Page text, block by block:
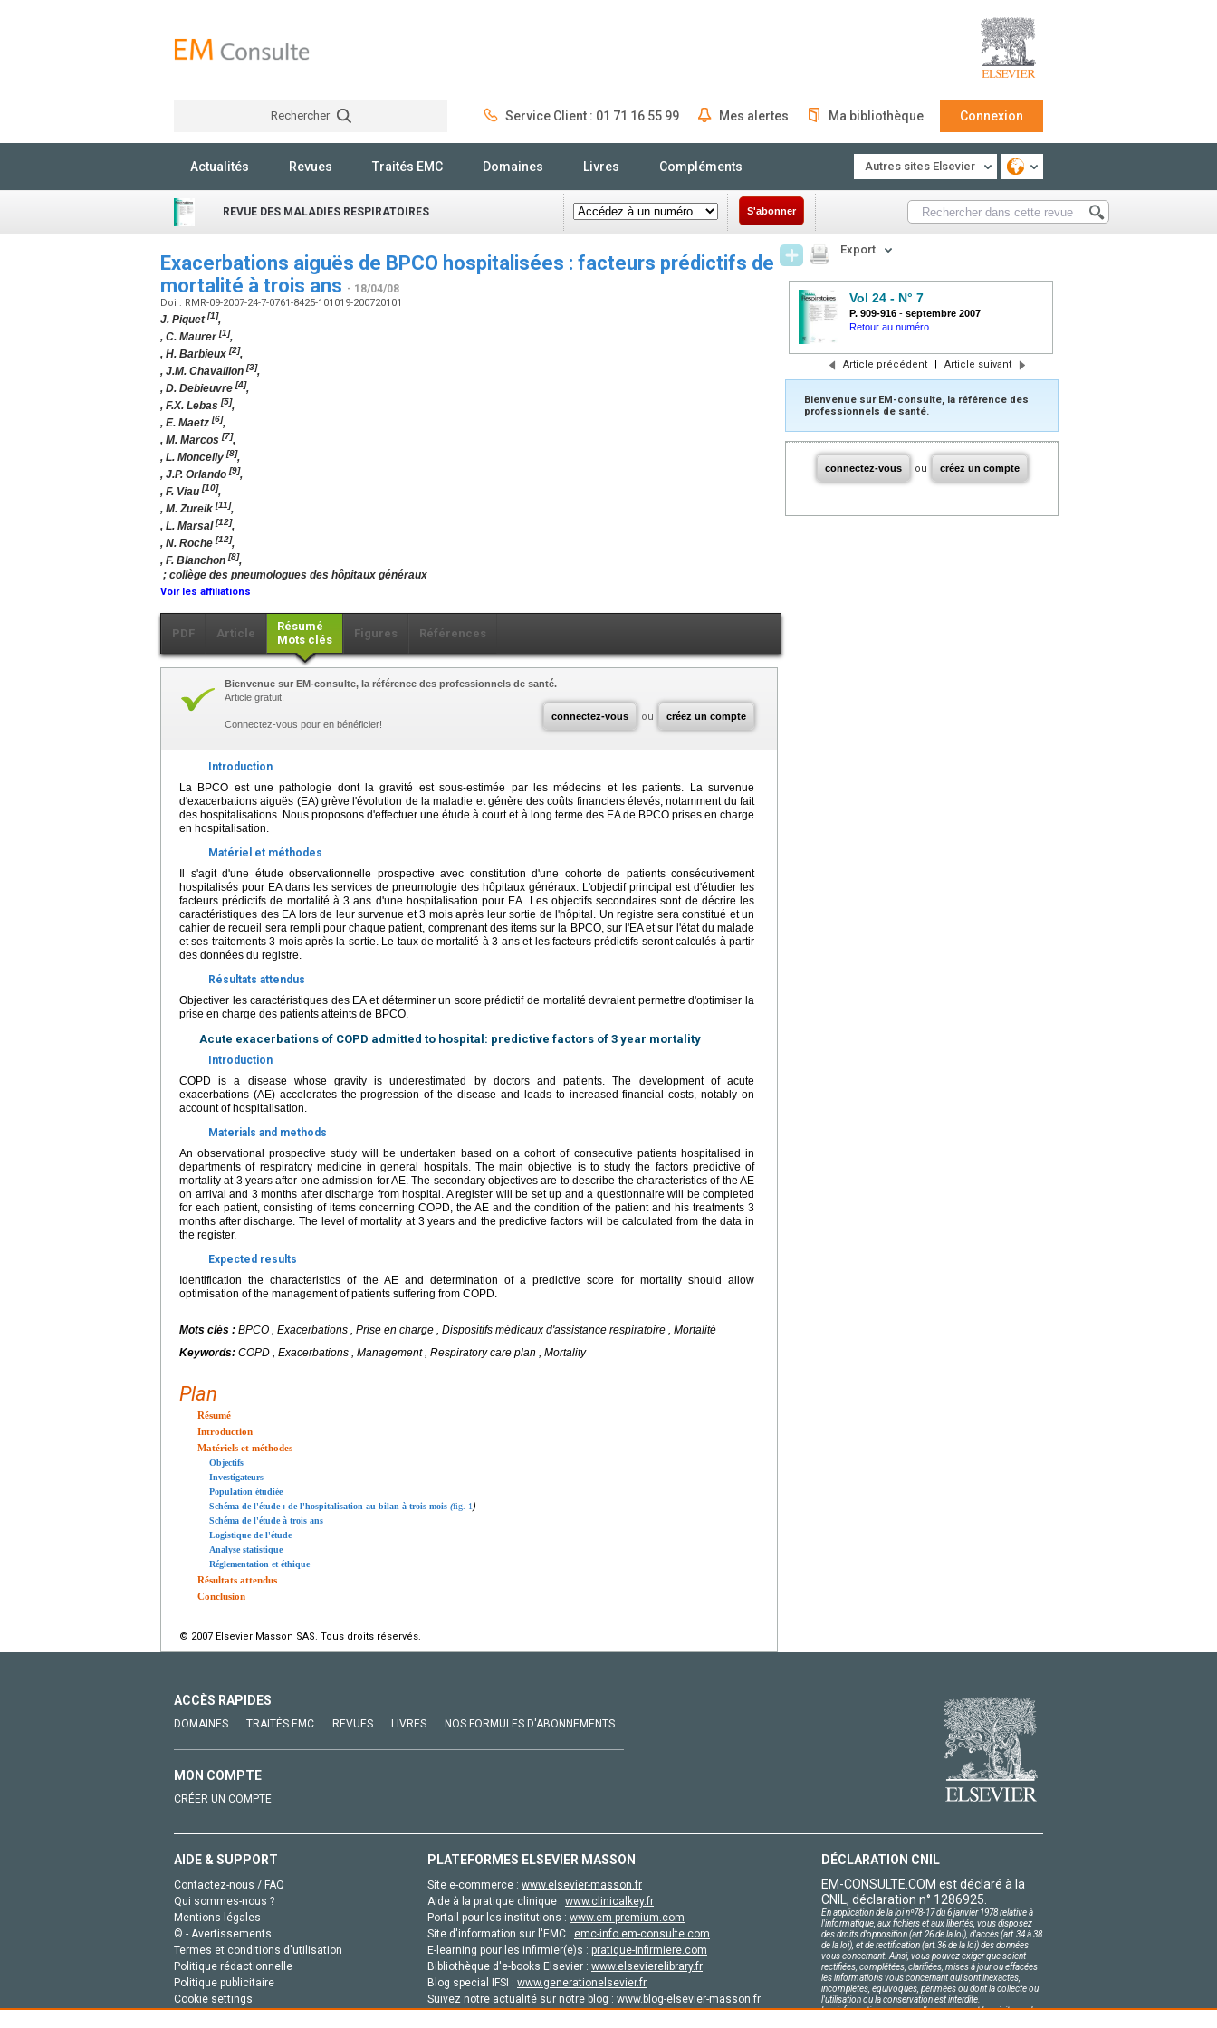
Rechercher Service Client : 01 71 16 55 99 Mes alertes Ma bibliothèque Connexion
Actualités Revues Traités EMC Domaines Livres Compléments Autres sites Elsevier
REVUE DES MALADIES RESPIRATOIRES S'abonner
Exacerbations aiguës de BPCO hospitalisées : facteurs prédictifs de
mortalité à trois ans - 18/04/08
Doi : RMR-09-2007-24-7-0761-8425-101019-200720101
J. Piquet[1],
, C. Maurer[1],
, H. Barbieux [2],
, J.M. Chavaillon [3],
, D. Debieuvre [4],
, F.X. Lebas [5],
, E. Maetz [6],
, M. Marcos [7],
, L. Moncelly [8],
, J.P. Orlando [9],
, F. Viau [10],
, M. Zureik [11],
, L. Marsal[12],
, N. Roche [12],
, F. Blanchon [8],
; collège des pneumologues des hôpitaux généraux
Voir les affiliations
PDF Article
Résumé
Mots clés
Figures Références
connectez-vous ou créez un compte
Bienvenue sur EM-consulte, la référence des professionnels de santé.
Article gratuit.
Connectez-vous pour en bénéficier!
Introduction
La BPCO est une pathologie dont la gravité est sous-estimée par les médecins et les patients. La survenue
d'exacerbations aiguës (EA) grève l'évolution de la maladie et génère des coûts financiers élevés, notamment du fait
des hospitalisations. Nous proposons d'effectuer une étude à court et à long terme des EA de BPCO prises en charge
en hospitalisation.
Matériel et méthodes
Il s'agit d'une étude observationnelle prospective avec constitution d'une cohorte de patients consécutivement
hospitalisés pour EA dans les services de pneumologie des hôpitaux généraux. L'objectif principal est d'étudier les
facteurs prédictifs de mortalité à 3 ans d'une hospitalisation pour EA. Les objectifs secondaires sont de décrire les
caractéristiques des EA lors de leur survenue et 3 mois après leur sortie de l'hôpital. Un registre sera constitué et un
cahier de recueil sera rempli pour chaque patient, comprenant des items sur la BPCO, sur l'EA et sur l'état du malade
et ses traitements 3 mois après la sortie. Le taux de mortalité à 3 ans et les facteurs prédictifs seront calculés à partir
des données du registre.
Résultats attendus
Objectiver les caractéristiques des EA et déterminer un score prédictif de mortalité devraient permettre d'optimiser la
prise en charge des patients atteints de BPCO.
Acute exacerbations of COPD admitted to hospital: predictive factors of 3 year mortality
Introduction
COPD is a disease whose gravity is underestimated by doctors and patients. The development of acute
exacerbations (AE) accelerates the progression of the disease and leads to increased financial costs, notably on
account of hospitalisation.
Materials and methods
An observational prospective study will be undertaken based on a cohort of consecutive patients hospitalised in
departments of respiratory medicine in general hospitals. The main objective is to study the factors predictive of
mortality at 3 years after one admission for AE. The secondary objectives are to describe the characteristics of the AE
on arrival and 3 months after discharge from hospital. A register will be set up and a questionnaire will be completed
for each patient, consisting of items concerning COPD, the AE and the condition of the patient and his treatments 3
months after discharge. The level of mortality at 3 years and the predictive factors will be calculated from the data in
the register.
Expected results
Identification the characteristics of the AE and determination of a predictive score for mortality should allow
optimisation of the management of patients suffering from COPD.
Mots clés : BPCO , Exacerbations , Prise en charge , Dispositifs médicaux d'assistance respiratoire , Mortalité
Keywords: COPD , Exacerbations , Management , Respiratory care plan , Mortality
Plan
Résumé
Introduction
Matériels et méthodes
Objectifs
Investigateurs
Population étudiée
Schéma de l'étude : de l'hospitalisation au bilan à trois mois (fig. 1 )
Schéma de l'étude à trois ans
Logistique de l'étude
Analyse statistique
Réglementation et éthique
Résultats attendus
Conclusion
© 2007 Elsevier Masson SAS. Tous droits réservés.
Export
Vol 24 - N° 7
P. 909-916 - septembre 2007
Retour au numéro
Article précédent | Article suivant
Bienvenue sur EM-consulte, la référence des
professionnels de santé.
connectez-vous ou créez un compte
ACCÈS RAPIDES
DOMAINES TRAITÉS EMC REVUES LIVRES NOS FORMULES D'ABONNEMENTS
MON COMPTE
CRÉER UN COMPTE
AIDE & SUPPORT
Contactez-nous / FAQ
Qui sommes-nous ?
Mentions légales
© - Avertissements
Termes et conditions d'utilisation
Politique rédactionnelle
Politique publicitaire
Cookie settings
PLATEFORMES ELSEVIER MASSON
Site e-commerce : www.elsevier-masson.fr
Aide à la pratique clinique : www.clinicalkey.fr
Portail pour les institutions : www.em-premium.com
Site d'information sur l'EMC : emc-info.em-consulte.com
E-learning pour les infirmier(e)s : pratique-infirmiere.com
Bibliothèque d'e-books Elsevier : www.elsevierelibrary.fr
Blog special IFSI : www.generationelsevier.fr
Suivez notre actualité sur notre blog : www.blog-elsevier-masson.fr
DÉCLARATION CNIL
EM-CONSULTE.COM est déclaré à la
CNIL, déclaration n° 1286925.
En application de la loi nº78-17 du 6 janvier 1978 relative à
l'informatique, aux fichiers et aux libertés, vous disposez
des droits d'opposition (art.26 de la loi), d'accès (art.34 à 38
de la loi), et de rectification (art.36 de la loi) des données
vous concernant. Ainsi, vous pouvez exiger que soient
rectifiées, complétées, clarifiées, mises à jour ou effacées
les informations vous concernant qui sont inexactes,
incomplètes, équivoques, périmées ou dont la collecte ou
l'utilisation ou la conservation est interdite.
Les informations personnelles concernant les visiteurs de